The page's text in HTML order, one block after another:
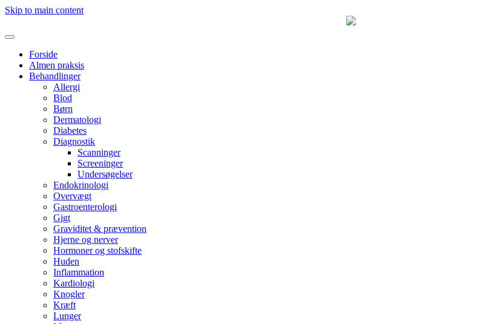
Skip to main content
Forside
Almen praksis
Behandlinger
Allergi
Blod
Børn
Dermatologi
Diabetes
Diagnostik
Scanninger
Screeninger
Undersøgelser
Endokrinologi
Overvægt
Gastroenterologi
Gigt
Graviditet & prævention
Hjerne og nerver
Hormoner og stofskifte
Huden
Inflammation
Kardiologi
Knogler
Kræft
Lunger